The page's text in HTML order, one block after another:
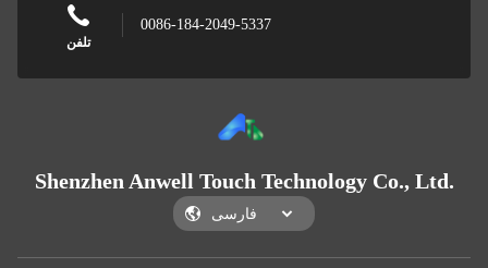
تلفن
0086-184-2049-5337
Shenzhen Anwell Touch Technology Co., Ltd.